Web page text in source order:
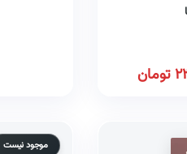
تومان
موجود نیست